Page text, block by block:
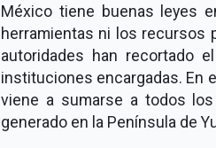
México tiene buenas leyes
herramientas ni los recursos
autoridades han recortado
instituciones encargadas. En
viene a sumarse a todos
generado en la Península de